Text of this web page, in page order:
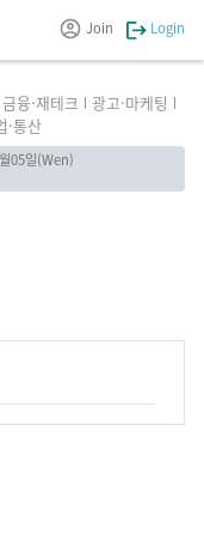
Join Login
금융·재테크
광고·마케팅
·통산
05일(Wen)